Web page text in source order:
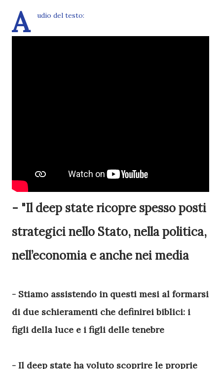
A udio del testo:
- "Il deep state ricopre spesso posti
strategici nello Stato, nella politica,
nell’economia e anche nei media
- Stiamo assistendo in questi mesi al formarsi
di due schieramenti che definirei biblici: i
figli della luce e i figli delle tenebre
- Il deep state ha voluto scoprire le proprie